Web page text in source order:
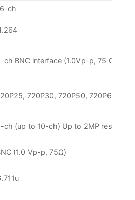
ch
ch BNC interface (1.0Vp-p, 75 Ω)
720P30, 720P50, 720P60,
ch (up to 10-ch) Up to 2MP resolution
(1.0 Vp-p, 75Ω)